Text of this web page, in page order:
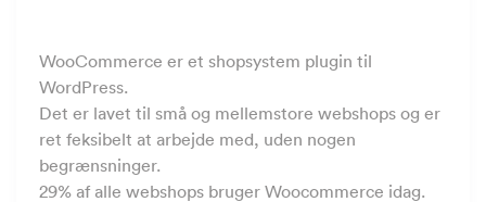
WooCommerce er et shopsystem plugin til
WordPress.
Det er lavet til små og mellemstore webshops og er
ret feksibelt at arbejde med, uden nogen
begrænsninger.
29% af alle webshops bruger Woocommerce idag.